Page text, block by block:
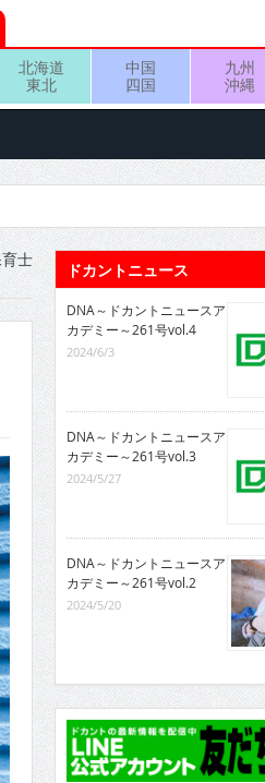
北海道
東北
中国
四国
九州
沖縄
士
ドカントニュース
DNA～ドカントニュースア
カデミー～261号vol.4
2024/6/3
DNA～ドカントニュースア
カデミー～261号vol.3
2024/5/27
DNA～ドカントニュースア
カデミー～261号vol.2
2024/5/20